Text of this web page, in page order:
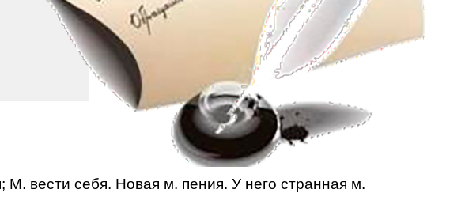
М. вести себя. Новая м. пения. У него странная м.